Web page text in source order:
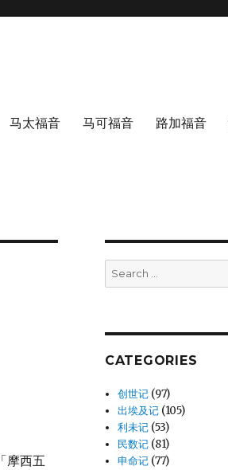
马太福音 马可福音 路加福音
摩西五
Search
for:
CATEGORIES
创世记 (97)
出埃及记 (105)
利未记 (53)
民数记 (81)
申命记 (77)